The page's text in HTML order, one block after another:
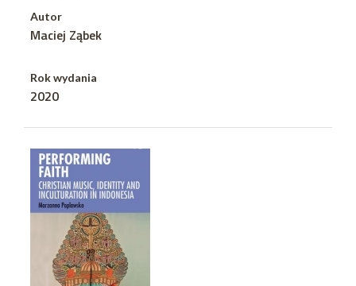
Autor
Maciej Ząbek
Rok wydania
2020